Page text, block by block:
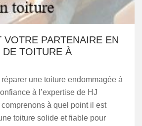
VOTRE PARTENAIRE EN
DE TOITURE À
réparer une toiture endommagée à
à l’expertise de HJ
à quel point il est
toiture solide et fiable pour